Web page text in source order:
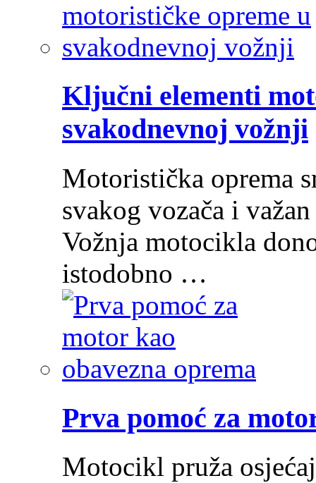
Ključni elementi
svakodnevnoj vožnji
Motoristička oprema
svakog vozača i
Vožnja motocikla
istodobno …
Prva pomoć za
Motocikl pruža